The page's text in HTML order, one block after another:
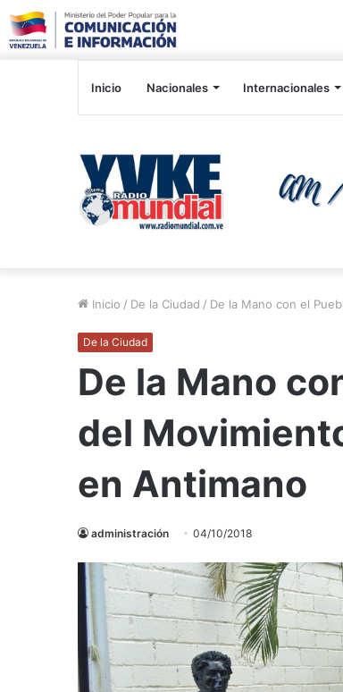
Inicio Nacionales Internacionales
Inicio / De la Ciudad / De la Mano con el
De la Ciudad
De la Mano
del
en Antimano
administración 04/10/2018